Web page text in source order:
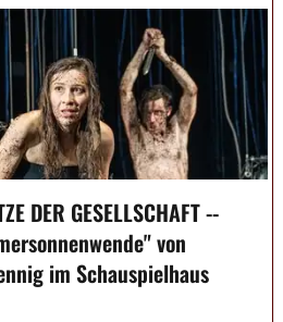
DER GESELLSCHAFT --
von
im Schauspielhaus